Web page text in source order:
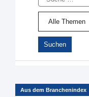
Aus dem Branchenindex